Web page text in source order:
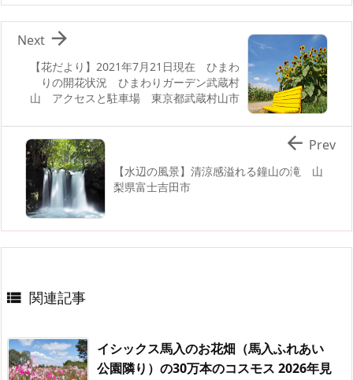
【花だより】2021年7月21日現在 ひまわ
りの開花状況 ひまわりガーデン武蔵村
山 アクセスと駐車場 東京都武蔵村山市

Next
【水辺の風景】清涼感溢れる鐘山の滝 山
梨県富士吉田市
 Prev
 関連記事
イシックス馬入のお花畑（馬入ふれあい
公園隣り）の30万本のコスモス 2026年見